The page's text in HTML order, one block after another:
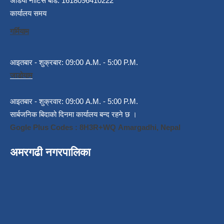
कार्यालय समय
गर्मियाम
आइतबार - शुक्रबार: 09:00 A.M. - 5:00 P.M.
जाडोयाम
आइतबार - शुक्रवार: 09:00 A.M. - 5:00 P.M.
सार्बजनिक बिदाको दिनमा कार्यालय बन्द रहने छ ।
Gogle Plus Codes : 8H3R+WQ Amargadhi, Nepal
अमरगढी नगरपालिका